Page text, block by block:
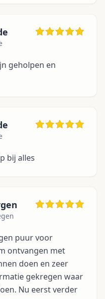
geholpen en
bij alles
puur voor
ontvangen met
doen en zeer
gekregen waar
Nu eerst verder